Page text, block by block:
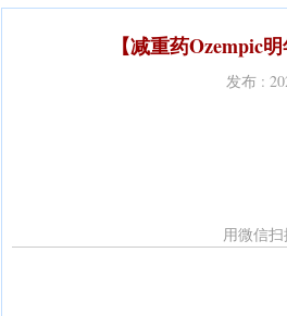
【减重药Ozempic
发布 :
用微信